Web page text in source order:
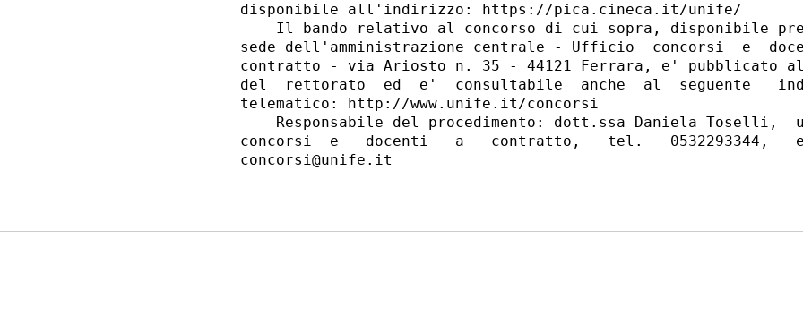
disponibile all'indirizzo: https://pica.cineca.it/unife/
Il bando relativo al concorso di cui sopra, disponibile
sede dell'amministrazione centrale - Ufficio  concorsi  e
contratto - via Ariosto n. 35 - 44121 Ferrara, e' pubblicato
del  rettorato  ed  e'  consultabile  anche  al  seguente
telematico: http://www.unife.it/concorsi
Responsabile del procedimento: dott.ssa Daniela Toselli,
concorsi  e   docenti   a   contratto,   tel.   0532293344,
concorsi@unife.it